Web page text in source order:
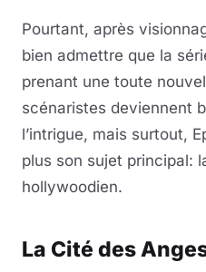
Pourtant, après
bien admettre que la
prenant une toute
scénaristes deviennent
l’intrigue, mais surtout,
plus son sujet principal:
hollywoodien.
La Cité des